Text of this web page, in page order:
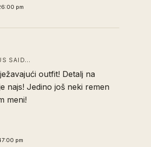
pm
SAID…
outfit! Detalj na
najs! Jedino još neki remen
meni!
pm